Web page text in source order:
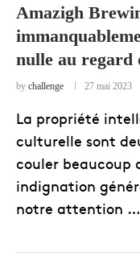
Amazigh
nulle au regard
by challenge 27 mai 2023
La propriété
culturelle sont
couler beaucoup
indignation
notre attention …